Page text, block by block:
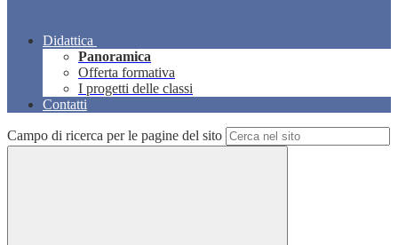
Didattica
Panoramica
Offerta formativa
I progetti delle classi
Contatti
Campo di ricerca per le pagine del sito